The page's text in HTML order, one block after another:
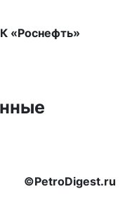
«Роснефть»
©PetroDigest.ru